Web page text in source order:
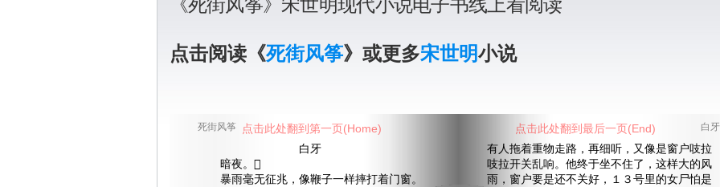
《死街风筝》宋世明现代小说电子书线上看阅读
点击阅读《死街风筝》或更多宋世明小说
死街风筝 白牙
白牙
暗夜。
暴雨毫无征兆，像鞭子一样摔打着门窗。
有人拖着重物走路，再细听，又像是窗户吱拉
吱拉开关乱响。他终于坐不住了，这样大的风
雨，窗户要是还不关好，１３号里的女尸怕是
点击此处翻到第一页(Home) 点击此处翻到最后一页(End)